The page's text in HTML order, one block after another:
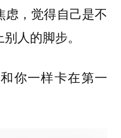
虑，觉得自己是不
人的脚步。
你一样卡在第一